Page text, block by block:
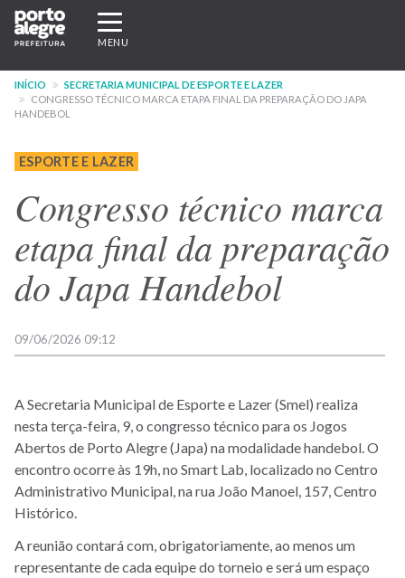
Pular
para
conteúdo
principal
Expandir/recolher
navegação
MENU
INÍCIO
SECRETARIA MUNICIPAL DE ESPORTE E LAZER
CONGRESSO TÉCNICO MARCA ETAPA FINAL DA PREPARAÇÃO DO JAPA
HANDEBOL
ESPORTE E LAZER
Congresso técnico marca
etapa final da preparação
do Japa Handebol
09/06/2026 09:12
A Secretaria Municipal de Esporte e Lazer (Smel) realiza
nesta terça-feira, 9, o congresso técnico para os Jogos
Abertos de Porto Alegre (Japa) na modalidade handebol. O
encontro ocorre às 19h, no Smart Lab, localizado no Centro
Administrativo Municipal, na rua João Manoel, 157, Centro
Histórico
A reunião contará com, obrigatoriamente, ao menos um
representante de cada equipe do torneio e será um espaço